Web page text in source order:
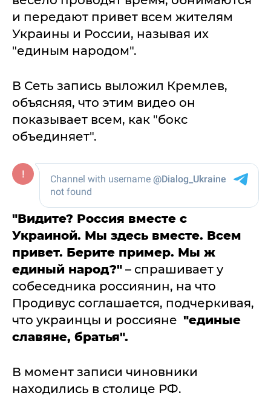
и передают привет всем жителям
Украины и России, называя их
"единым народом".
В Сеть запись выложил Кремлев,
объясняя, что этим видео он
показывает всем, как "бокс
объединяет".
"Видите? Россия вместе с
Украиной. Мы здесь вместе. Всем
привет. Берите пример. Мы ж
единый народ?" – спрашивает у
собеседника россиянин, на что
Продивус соглашается, подчеркивая,
что украинцы и россияне "единые
славяне, братья".
В момент записи чиновники
находились в столице РФ.